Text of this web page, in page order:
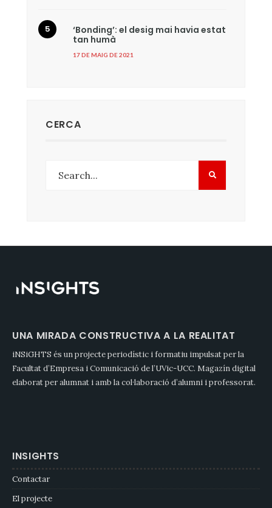
‘Bonding’: el desig mai havia estat
tan humà
17 DE MAIG DE 2021
CERCA
UNA MIRADA CONSTRUCTIVA A LA REALITAT
iNSiGHTS és un projecte periodístic i formatiu impulsat per la
Facultat d’Empresa i Comunicació de l’UVic-UCC. Magazín digital
elaborat per alumnat i amb la col·laboració d’alumni i professorat.
INSIGHTS
Contactar
El projecte